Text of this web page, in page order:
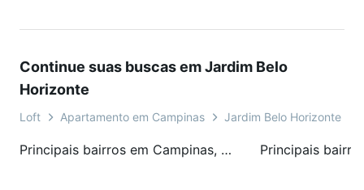
Continue suas buscas em Jardim Belo
Horizonte
Loft Apartamento em Campinas Jardim Belo Horizonte
Principais bairros em Campinas, SP